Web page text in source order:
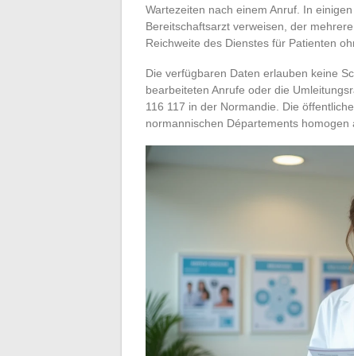
Wartezeiten nach einem Anruf. In
Bereitschaftsarzt verweisen, der
Reichweite des Dienstes für Patienten
Die verfügbaren Daten erlauben keine
bearbeiteten Anrufe oder die
116 117 in der Normandie. Die
normannischen Départements homogen